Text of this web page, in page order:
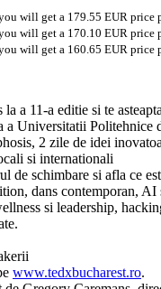
will get a 179.55 EUR price
will get a 170.10 EUR price
will get a 160.65 EUR price
a 11-a editie si te
a Universitatii Politehnice
2 zile de idei
si internationali
de schimbare si afla ce
dans contemporan,
si leadership,
www.tedxbucharest.ro.